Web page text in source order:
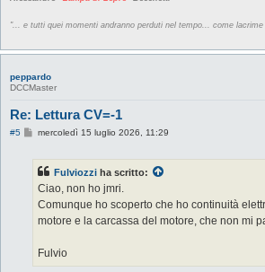
"... e tutti quei momenti andranno perduti nel tempo... come
peppardo
DCCMaster
Re: Lettura CV=-1
#5
M
a
g
o
mercoledì 15 luglio 2026, 11:29
Fulviozzi ha scritto:
Ciao, non ho jmri.
Comunque ho scoperto che ho continuità
motore e la carcassa del motore, che non mi
Fulvio